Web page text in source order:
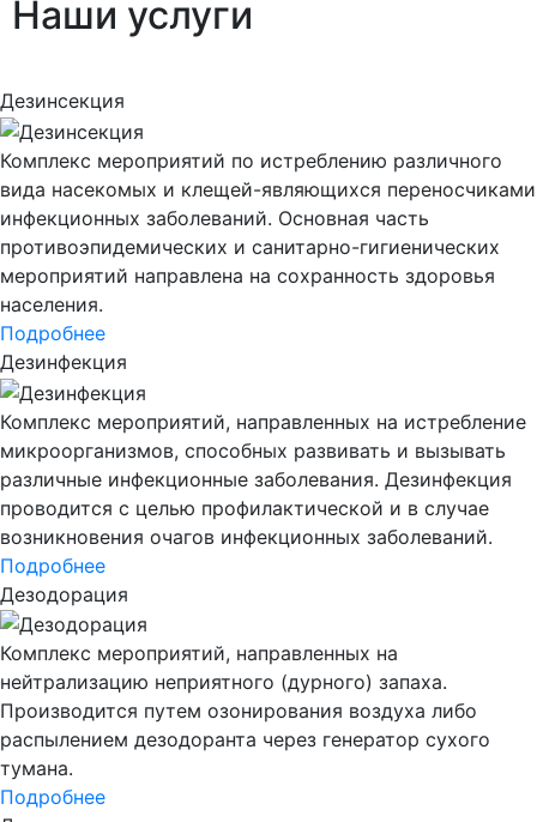
Наши услуги
Дезинсекция
Комплекс мероприятий по истреблению различного
вида насекомых и клещей-являющихся переносчиками
инфекционных заболеваний. Основная часть
противоэпидемических и санитарно-гигиенических
мероприятий направлена на сохранность здоровья
населения.
Подробнее
Дезинфекция
Комплекс мероприятий, направленных на истребление
микроорганизмов, способных развивать и вызывать
различные инфекционные заболевания. Дезинфекция
проводится с целью профилактической и в случае
возникновения очагов инфекционных заболеваний.
Подробнее
Дезодорация
Комплекс мероприятий, направленных на
нейтрализацию неприятного (дурного) запаха.
Производится путем озонирования воздуха либо
распылением дезодоранта через генератор сухого
тумана.
Подробнее